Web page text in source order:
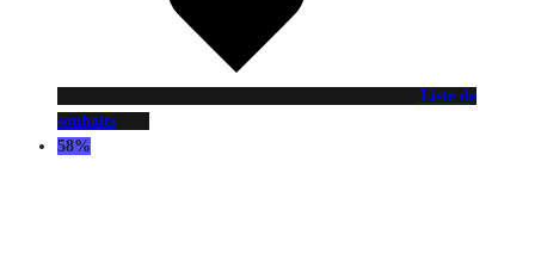
Liste de
souhaits
58%